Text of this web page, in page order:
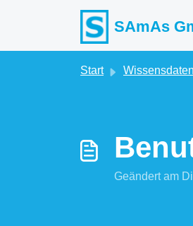
SAmAs
Start
Geändert am